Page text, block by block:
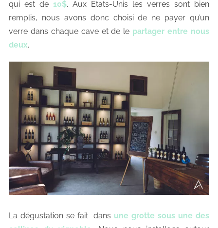
qui est de 10$. Aux Etats-Unis les verres sont bien
remplis, nous avons donc choisi de ne payer qu’un
verre dans chaque cave et de le partager entre nous
deux.
La dégustation se fait dans une grotte sous une des